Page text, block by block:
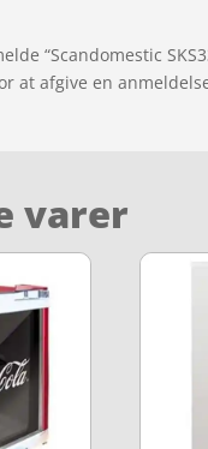
“Scandomestic
at afgive en
varer